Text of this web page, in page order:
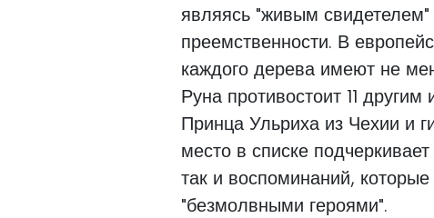
являясь "живым
преемственности. В
каждого дерева имеют не
Руна противостоит 11
Принца Ульриха из Чехии и
место в списке
так и воспоминаний,
"безмолвными героями".